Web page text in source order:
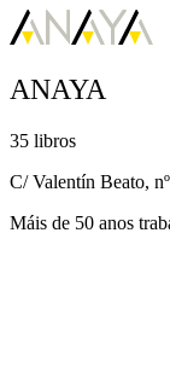
ANAYA
35 libros
C/ Valentín Beato,
Máis de 50 anos